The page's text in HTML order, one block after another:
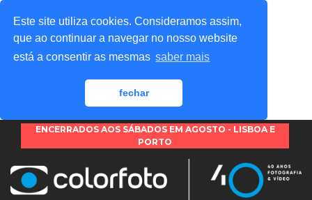
Este site utiliza cookies. Consideramos assim,
que ao continuar a navegar no nosso website
está a consentir as mesmas saber mais
fechar
ENCERRADOS AOS SÁBADOS EM AGOSTO - LISBOA E
PORTO